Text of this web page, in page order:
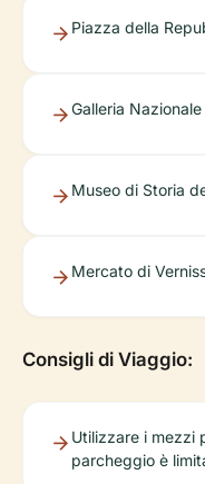
Piazza della
Galleria
Museo di Storia
Mercato di
Consigli di Viaggio:
Utilizzare i mezzi
parcheggio è